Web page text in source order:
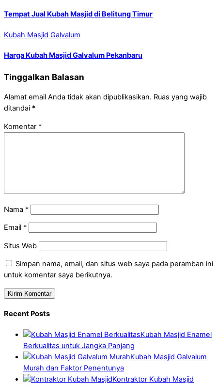
Tempat Jual Kubah Masjid di Belitung Timur
Kubah Masjid Galvalum
Harga Kubah Masjid Galvalum Pekanbaru
Tinggalkan Balasan
Alamat email Anda tidak akan dipublikasikan. Ruas yang wajib
ditandai *
Komentar *
Nama *
Email *
Situs Web
Simpan nama, email, dan situs web saya pada peramban ini
untuk komentar saya berikutnya.
Recent Posts
Kubah Masjid Enamel
Berkualitas untuk Jangka Panjang
Kubah Masjid Galvalum
Murah dan Faktor Penentunya
Kontraktor Kubah Masjid